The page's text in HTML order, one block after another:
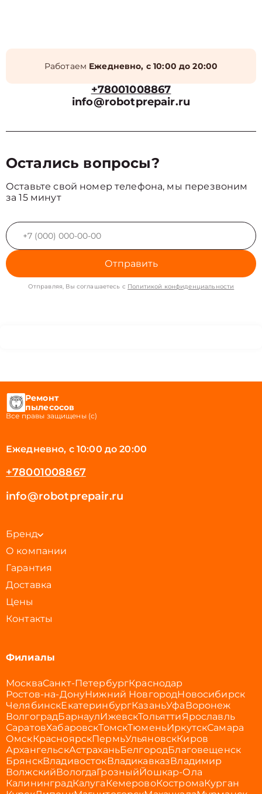
Работаем Ежедневно, с 10:00 до 20:00
+78001008867
info@robotprepair.ru
Остались вопросы?
Оставьте свой номер телефона, мы перезвоним
за 15 минут
Отправить
Отправляя, Вы соглашаетесь с Политикой конфиденциальности
Ремонт
пылесосов
Все правы защищены (с)
Ежедневно, с 10:00 до 20:00
+78001008867
info@robotprepair.ru
Бренд
О компании
Гарантия
Доставка
Цены
Контакты
Филиалы
МоскваСанкт-ПетербургКраснодар
Ростов-на-ДонуНижний НовгородНовосибирск
ЧелябинскЕкатеринбургКазаньУфаВоронеж
ВолгоградБарнаулИжевскТольяттиЯрославль
СаратовХабаровскТомскТюменьИркутскСамара
ОмскКрасноярскПермьУльяновскКиров
АрхангельскАстраханьБелгородБлаговещенск
БрянскВладивостокВладикавказВладимир
ВолжскийВологдаГрозныйЙошкар-Ола
КалининградКалугаКемеровоКостромаКурган